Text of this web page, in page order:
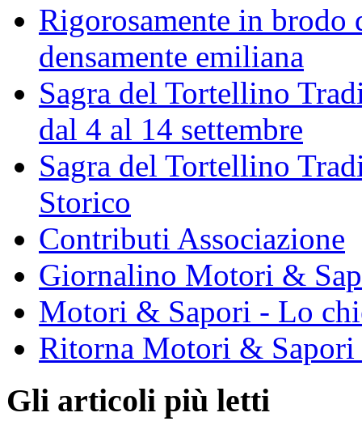
Rigorosamente in brodo
densamente emiliana
Sagra del Tortellino
dal 4 al 14 settembre
Sagra del Tortellino
Storico
Contributi Associazione
Giornalino Motori &
Motori & Sapori - Lo
Ritorna Motori & Sapori
Gli articoli più letti